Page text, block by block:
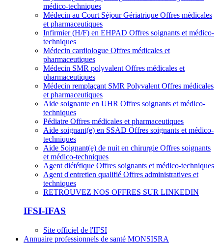
médico-techniques
Médecin au Court Séjour Gériatrique Offres médicales
et pharmaceutiques
Infirmier (H/F) en EHPAD Offres soignants et médico-
techniques
Médecin cardiologue Offres médicales et
pharmaceutiques
Médecin SMR polyvalent Offres médicales et
pharmaceutiques
Médecin remplaçant SMR Polyvalent Offres médicales
et pharmaceutiques
Aide soignante en UHR Offres soignants et médico-
techniques
Pédiatre Offres médicales et pharmaceutiques
Aide soignant(e) en SSAD Offres soignants et médico-
techniques
Aide Soignant(e) de nuit en chirurgie Offres soignants
et médico-techniques
Agent diététique Offres soignants et médico-techniques
Agent d'entretien qualifié Offres administratives et
techniques
RETROUVEZ NOS OFFRES SUR LINKEDIN
IFSI-IFAS
Site officiel de l'IFSI
Annuaire professionnels de santé MONSISRA